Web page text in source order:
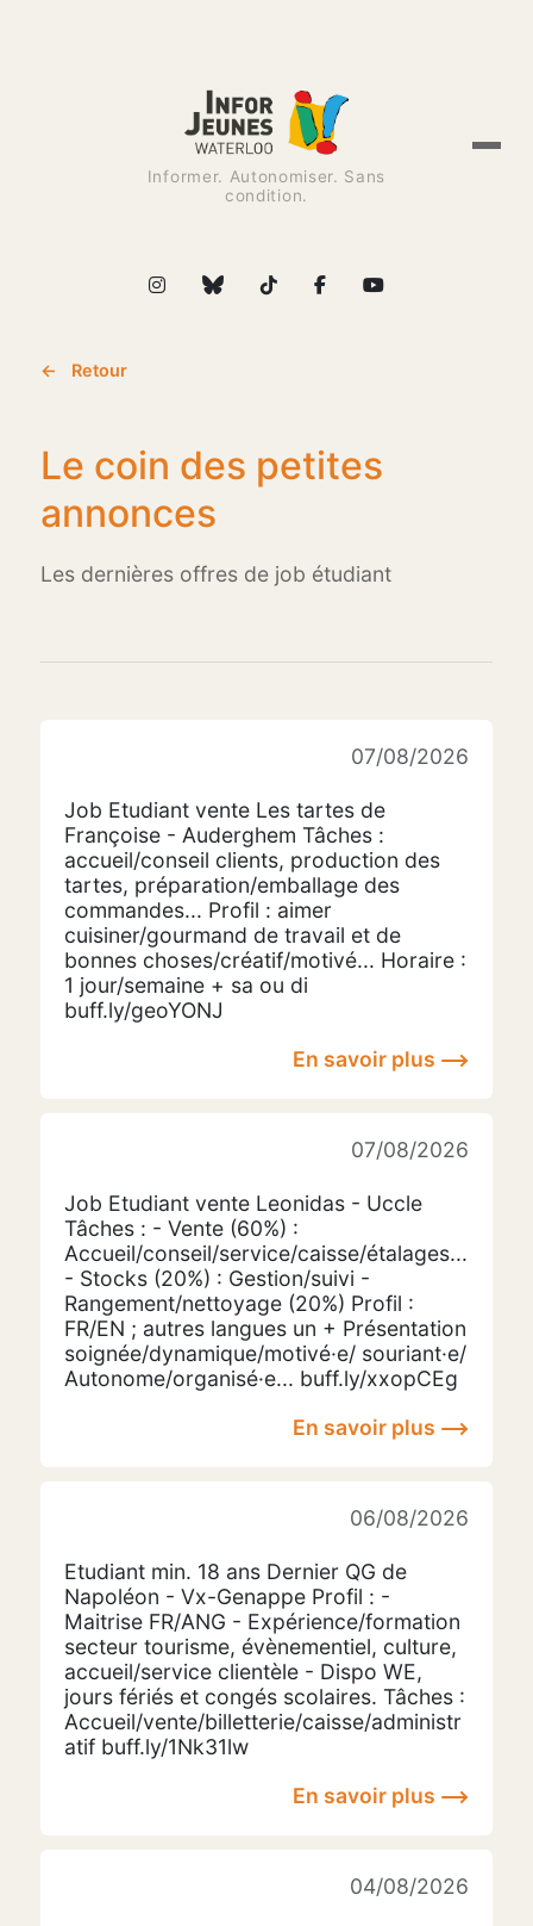
Informer. Autonomiser. Sans
condition.
← Retour
Le coin des petites
annonces
Les dernières offres de job étudiant
07/08/2026
Job Etudiant vente Les tartes de
Françoise - Auderghem Tâches :
accueil/conseil clients, production des
tartes, préparation/emballage des
commandes... Profil : aimer
cuisiner/gourmand de travail et de
bonnes choses/créatif/motivé... Horaire :
1 jour/semaine + sa ou di
buff.ly/geoYONJ
En savoir plus
07/08/2026
Job Etudiant vente Leonidas - Uccle
Tâches : - Vente (60%) :
Accueil/conseil/service/caisse/étalages...
- Stocks (20%) : Gestion/suivi -
Rangement/nettoyage (20%) Profil :
FR/EN ; autres langues un + Présentation
soignée/dynamique/motivé·e/ souriant·e/
Autonome/organisé·e... buff.ly/xxopCEg
En savoir plus
06/08/2026
Etudiant min. 18 ans Dernier QG de
Napoléon - Vx-Genappe Profil : -
Maitrise FR/ANG - Expérience/formation
secteur tourisme, évènementiel, culture,
accueil/service clientèle - Dispo WE,
jours fériés et congés scolaires. Tâches :
Accueil/vente/billetterie/caisse/administr
atif buff.ly/1Nk31lw
En savoir plus
04/08/2026